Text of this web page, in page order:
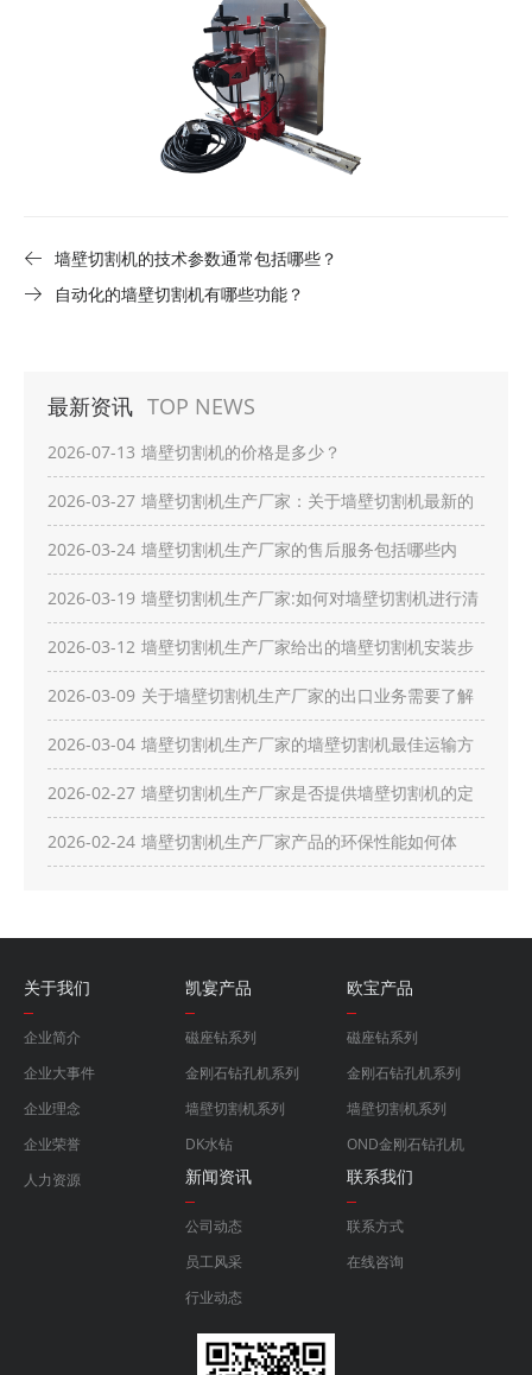
墙壁切割机的技术参数通常包括哪些？
自动化的墙壁切割机有哪些功能？
最新资讯 TOP NEWS
2026-07-13 墙壁切割机的价格是多少？
2026-03-27 墙壁切割机生产厂家：关于墙壁切割机最新的
创新技术有哪些？
2026-03-24 墙壁切割机生产厂家的售后服务包括哪些内
容？
2026-03-19 墙壁切割机生产厂家:如何对墙壁切割机进行清
洁维护？
2026-03-12 墙壁切割机生产厂家给出的墙壁切割机安装步
骤有哪些？
2026-03-09 关于墙壁切割机生产厂家的出口业务需要了解
哪些流程？
2026-03-04 墙壁切割机生产厂家的墙壁切割机最佳运输方
式是什么？
2026-02-27 墙壁切割机生产厂家是否提供墙壁切割机的定
制服务？
2026-02-24 墙壁切割机生产厂家产品的环保性能如何体
关于我们
企业简介
企业大事件
企业理念
企业荣誉
人力资源
凯宴产品
磁座钻系列
金刚石钻孔机系列
墙壁切割机系列
DK水钻
欧宝产品
磁座钻系列
金刚石钻孔机系列
墙壁切割机系列
OND金刚石钻孔机
新闻资讯
公司动态
员工风采
行业动态
联系我们
联系方式
在线咨询